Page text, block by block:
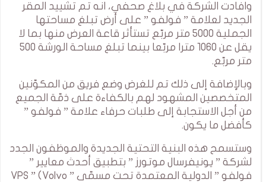
وافادت الشركة في بلاغ صحفي، انه تم تشييد المقر
الجديد لعلامة ” فولفو ” على أرض تبلغ مساحتها
الجملية 5000 متر مربّع تستأثر قاعة العرض منها بما لا
يقل عن 1060 مترا مربّعا بينما تبلغ مساحة الورشة 500
متر مربّع.
وبالإضافة إلى ذلك تم للغرض وضع فريق من المكوّنين
المتخصصين المشهود لهم بالكفاءة على ذمّة الجميع
من أجل الاستجابة إلى طلبات حرفاء علامة ” فولفو ”
كأفضل ما يكون.
وستسمح هذه البنية التحتية الجديدة والموظفون الجدد
لشركة ” يونيفرسال موتورز ” بتطبيق أحدث معايير ”
فولفو ” الدولية المعتمدة تحت مسمّى ” VPS ” (Volvo